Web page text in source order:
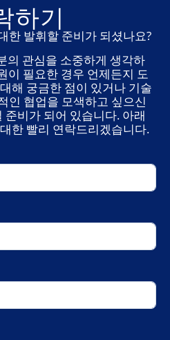
하기
한 발휘할 준비가 되셨나요?
의 관심을 소중하게 생각하
이 필요한 경우 언제든지 도
해 궁금한 점이 있거나 기술
인 협업을 모색하고 싶으신
비가 되어 있습니다. 아래
한 빨리 연락드리겠습니다.